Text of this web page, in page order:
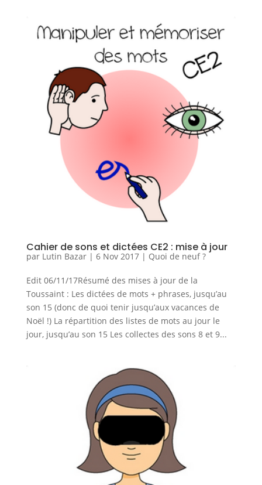
Cahier de sons et dictées CE2 : mise à jour
par Lutin Bazar| 6 Nov 2017| Quoi de neuf ?
Edit 06/11/17Résumé des mises à jour de la
Toussaint : Les dictées de mots + phrases, jusqu’au
son 15 (donc de quoi tenir jusqu’aux vacances de
Noël !) La répartition des listes de mots au jour le
jour, jusqu’au son 15 Les collectes des sons 8 et 9...